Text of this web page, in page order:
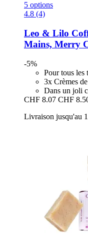
5 options
4.8 (4)
Leo & Lilo
Mains, Merry
-5%
Pour tous les
3x Crèmes
Dans un joli
CHF 8.07 CHF
Livraison jusqu'au